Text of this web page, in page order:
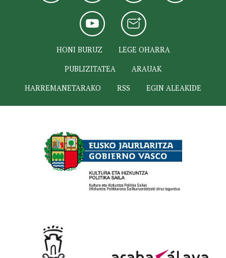
HONI BURUZ
LEGE OHARRA
PUBLIZITATEA
ARAUAK
HARREMANETARAKO
RSS EGIN ALEAKIDE